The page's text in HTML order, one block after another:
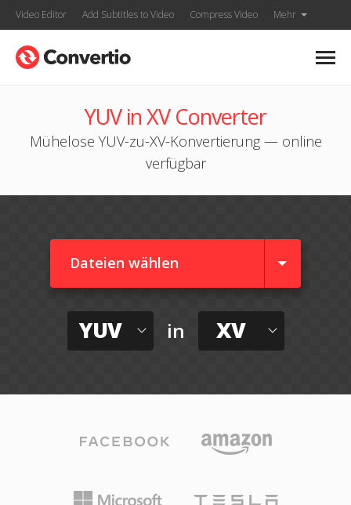
Video Editor Add Subtitles to Video Compress Video Mehr
YUV in XV Converter
Mühelose YUV-zu-XV-Konvertierung — online
verfügbar
Dateien wählen
YUV in XV